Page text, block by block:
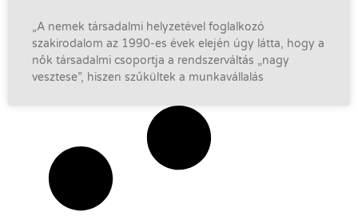
„A nemek társadalmi helyzetével foglalkozó
szakirodalom az 1990-es évek elején úgy látta, hogy a
nők társadalmi csoportja a rendszerváltás „nagy
vesztese”, hiszen szűkültek a munkavállalás